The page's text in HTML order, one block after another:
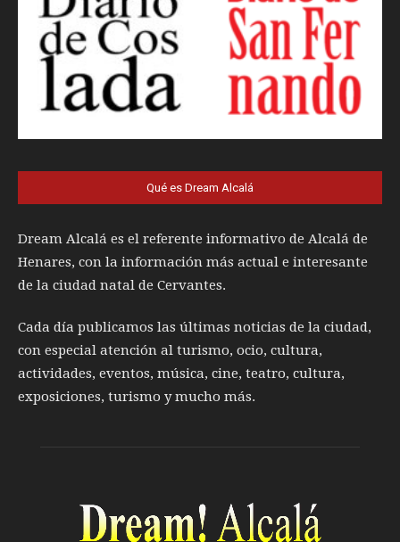
Qué es Dream Alcalá
Dream Alcalá es el referente informativo de Alcalá de
Henares, con la información más actual e interesante
de la ciudad natal de Cervantes.
Cada día publicamos las últimas noticias de la ciudad,
con especial atención al turismo, ocio, cultura,
actividades, eventos, música, cine, teatro, cultura,
exposiciones, turismo y mucho más.